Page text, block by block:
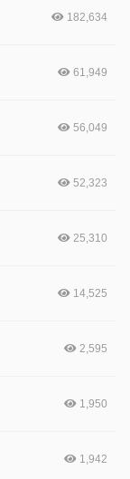
182,634
61,949
56,049
52,323
25,310
14,525
2,595
1,950
1,942